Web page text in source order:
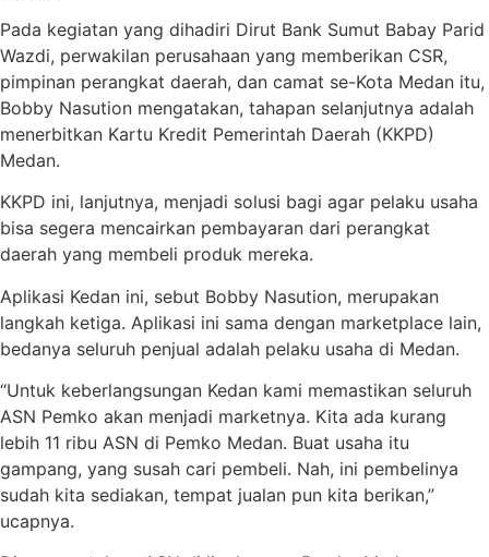
Pada kegiatan yang dihadiri Dirut Bank Sumut Babay Parid
Wazdi, perwakilan perusahaan yang memberikan CSR,
pimpinan perangkat daerah, dan camat se-Kota Medan itu,
Bobby Nasution mengatakan, tahapan selanjutnya adalah
menerbitkan Kartu Kredit Pemerintah Daerah (KKPD)
Medan.
KKPD ini, lanjutnya, menjadi solusi bagi agar pelaku usaha
bisa segera mencairkan pembayaran dari perangkat
daerah yang membeli produk mereka.
Aplikasi Kedan ini, sebut Bobby Nasution, merupakan
langkah ketiga. Aplikasi ini sama dengan marketplace lain,
bedanya seluruh penjual adalah pelaku usaha di Medan.
“Untuk keberlangsungan Kedan kami memastikan seluruh
ASN Pemko akan menjadi marketnya. Kita ada kurang
lebih 11 ribu ASN di Pemko Medan. Buat usaha itu
gampang, yang susah cari pembeli. Nah, ini pembelinya
sudah kita sediakan, tempat jualan pun kita berikan,”
ucapnya.